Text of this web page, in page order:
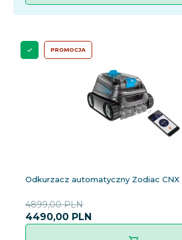
PROMOCJA
Odkurzacz automatyczny Zodiac CNX
4490,00 PLN
4899,00 PLN